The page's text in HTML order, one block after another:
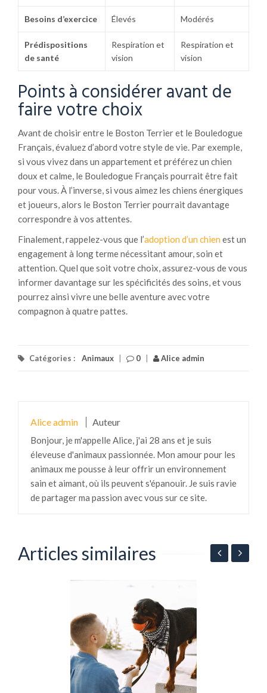
Besoins d’exercice Élevés Modérés
Prédispositions
de santé
Respiration et
vision
Respiration et
vision
Points à considérer avant de
faire votre choix
Avant de choisir entre le Boston Terrier et le Bouledogue
Français, évaluez d’abord votre style de vie. Par exemple,
si vous vivez dans un appartement et préférez un chien
doux et calme, le Bouledogue Français pourrait être fait
pour vous. À l’inverse, si vous aimez les chiens énergiques
et joueurs, alors le Boston Terrier pourrait davantage
correspondre à vos attentes.
Finalement, rappelez-vous que l’adoption d’un chien est un
engagement à long terme nécessitant amour, soin et
attention. Quel que soit votre choix, assurez-vous de vous
informer davantage sur les spécificités des soins, et vous
pourrez ainsi vivre une belle aventure avec votre
compagnon à quatre pattes.
Catégories : Animaux 0 Alice admin
Alice admin Auteur
Bonjour, je m'appelle Alice, j'ai 28 ans et je suis
éleveuse d'animaux passionnée. Mon amour pour les
animaux me pousse à leur offrir un environnement
sain et aimant, où ils peuvent s'épanouir. Je suis ravie
de partager ma passion avec vous sur ce site.
Articles similaires